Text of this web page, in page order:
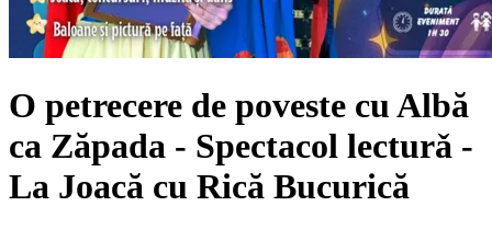
O petrecere de poveste cu Albă
ca Zăpada - Spectacol lecturǎ -
La Joacă cu Rică Bucurică